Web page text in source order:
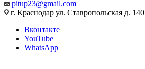
pitup23@gmail.com
г. Краснодар ул. Ставропольская д. 140
Вконтакте
YouTube
WhatsApp